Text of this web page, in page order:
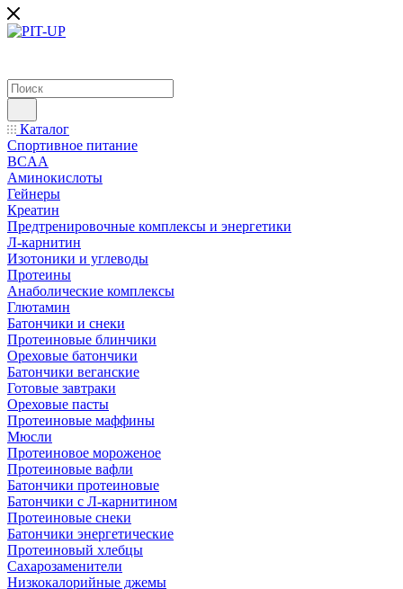
Каталог
Спортивное питание
BCAA
Аминокислоты
Гейнеры
Креатин
Предтренировочные комплексы и энергетики
Л-карнитин
Изотоники и углеводы
Протеины
Анаболические комплексы
Глютамин
Батончики и снеки
Протеиновые блинчики
Ореховые батончики
Батончики веганские
Готовые завтраки
Ореховые пасты
Протеиновые маффины
Мюсли
Протеиновое мороженое
Протеиновые вафли
Батончики протеиновые
Батончики с Л-карнитином
Протеиновые снеки
Батончики энергетические
Протеиновый хлебцы
Сахарозаменители
Низкокалорийные джемы